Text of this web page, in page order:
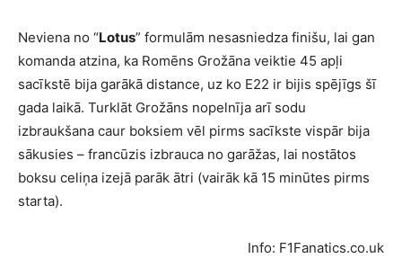
Neviena no “Lotus” formulām nesasniedza finišu, lai gan
komanda atzina, ka Romēns Grožāna veiktie 45 apļi
sacīkstē bija garākā distance, uz ko E22 ir bijis spējīgs šī
gada laikā. Turklāt Grožāns nopelnīja arī sodu
izbraukšana caur boksiem vēl pirms sacīkste vispār bija
sākusies – francūzis izbrauca no garāžas, lai nostātos
boksu celiņa izejā parāk ātri (vairāk kā 15 minūtes pirms
starta).
Info: F1Fanatics.co.uk